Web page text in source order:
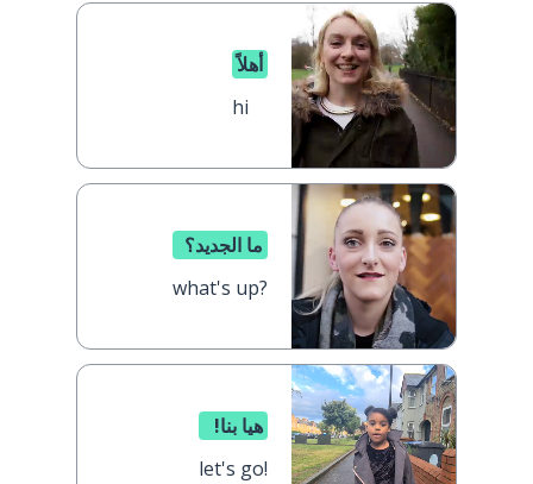
أهلاً
hi
ما الجديد؟
what's up?
هيا بنا!
let's go!